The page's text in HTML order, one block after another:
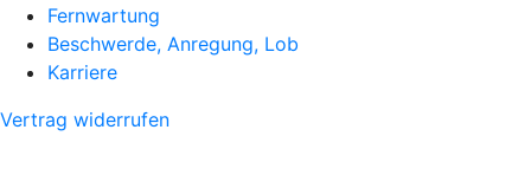
Fernwartung
Beschwerde, Anregung, Lob
Karriere
Vertrag widerrufen